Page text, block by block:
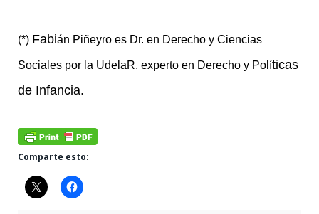
(*) Fabián Piñeyro es Dr. en Derecho y Ciencias
Sociales por la UdelaR, experto en Derecho y Políticas
de Infancia.
Comparte esto: